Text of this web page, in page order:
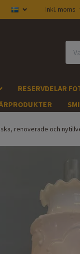
Inkl. moms
RESERVDELAR
renoverade och